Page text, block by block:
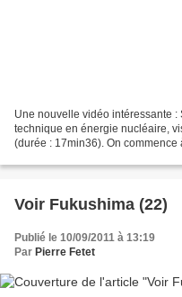
Une nouvelle vidéo intéressante
technique en énergie nucléaire,
(durée : 17min36). On
Voir Fukushima (22)
Publié le 10/09/2011 à 13:19
Par Pierre Fetet